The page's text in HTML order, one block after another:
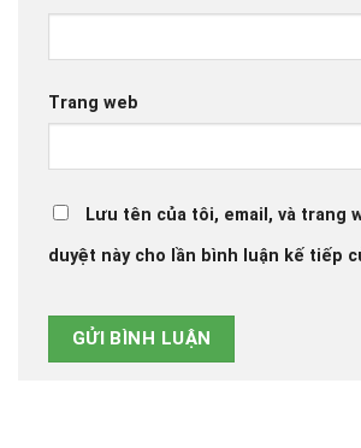
Trang web
Lưu tên của tôi, email, và trang
duyệt này cho lần bình luận kế tiếp